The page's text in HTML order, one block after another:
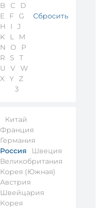
B
C
D
E
F
G
H
I
J
K
L
M
N
O
P
R
S
T
U
V W
X Y
Z
3
Сбросить
Китай
Франция
Германия
Россия
Швеция
Великобритания
Корея (Южная)
Австрия
Швейцария
Корея